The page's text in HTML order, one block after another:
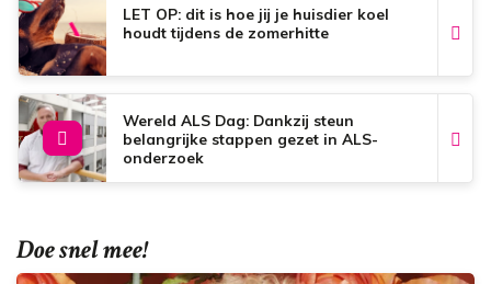
LET OP: dit is hoe jij je huisdier koel
houdt tijdens de zomerhitte
Wereld ALS Dag: Dankzij steun
belangrijke stappen gezet in ALS-
onderzoek
Doe snel mee!